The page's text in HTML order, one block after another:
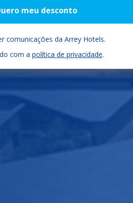
meu desconto
comunicações da Arrey Hotels.
com a política de privacidade.